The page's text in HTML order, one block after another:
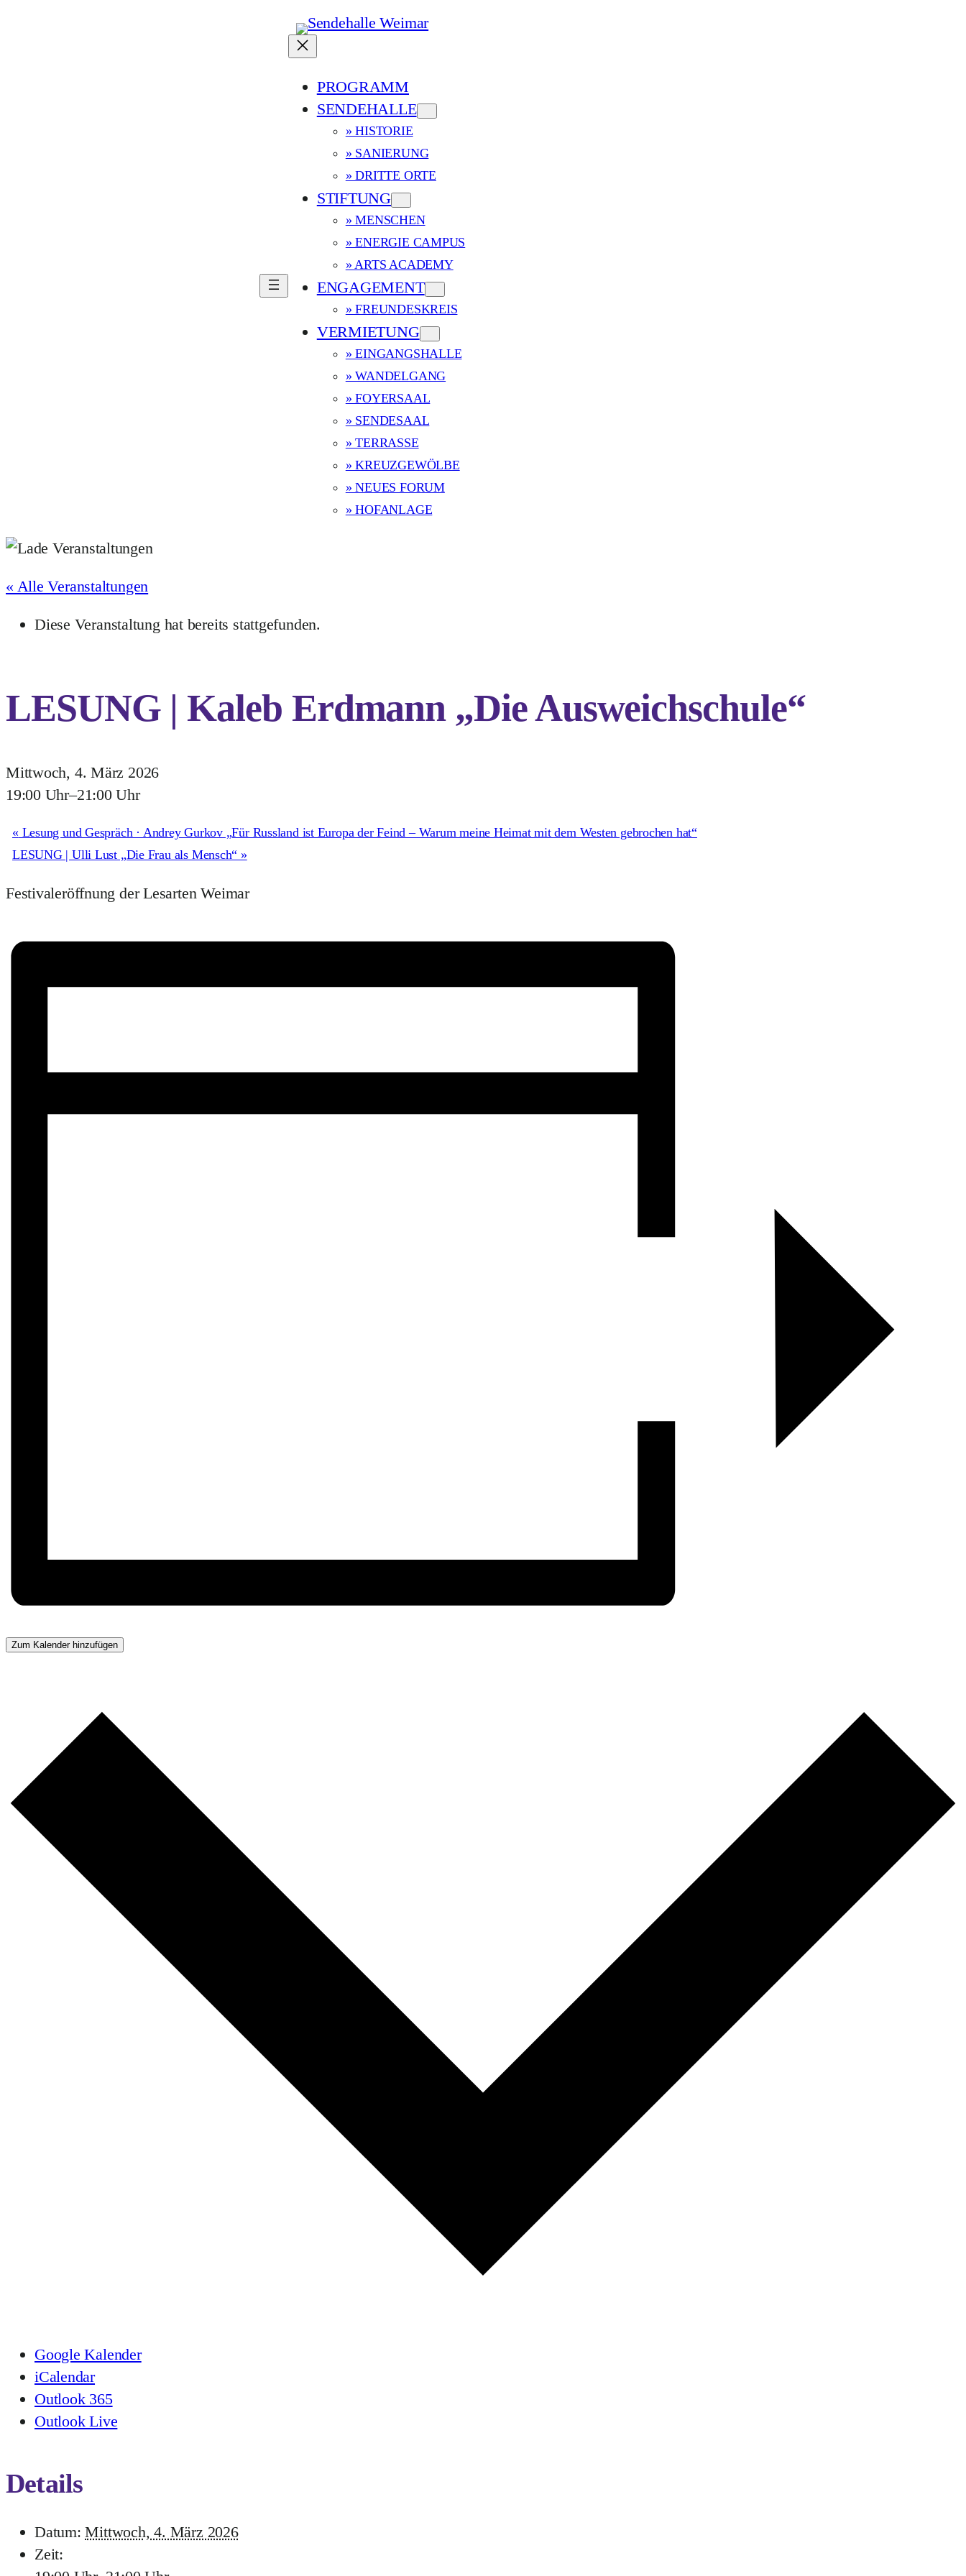
PROGRAMM
SENDEHALLE
» HISTORIE
» SANIERUNG
» DRITTE ORTE
STIFTUNG
» MENSCHEN
» ENERGIE CAMPUS
» ARTS ACADEMY
ENGAGEMENT
» FREUNDESKREIS
VERMIETUNG
» EINGANGSHALLE
» WANDELGANG
» FOYERSAAL
» SENDESAAL
» TERRASSE
» KREUZGEWÖLBE
» NEUES FORUM
» HOFANLAGE
« Alle Veranstaltungen
Diese Veranstaltung hat bereits stattgefunden.
LESUNG | Kaleb Erdmann „Die Ausweichschule“
Mittwoch, 4. März 2026
19:00 Uhr–21:00 Uhr
« Lesung und Gespräch · Andrey Gurkov „Für Russland ist Europa der Feind – Warum meine Heimat mit dem Westen gebrochen hat“
LESUNG | Ulli Lust „Die Frau als Mensch“ »
Festivaleröffnung der Lesarten Weimar
Zum Kalender hinzufügen
Google Kalender
iCalendar
Outlook 365
Outlook Live
Details
Datum: Mittwoch, 4. März 2026
Zeit: